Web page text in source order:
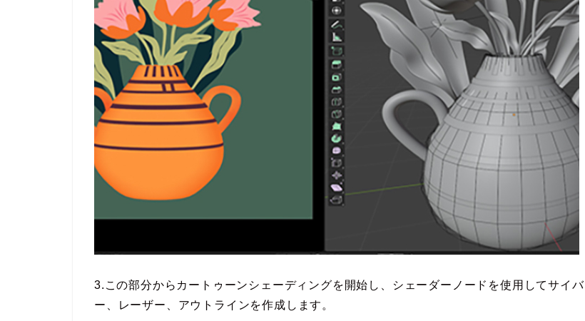
3.この部分からカートゥーンシェーディングを開始し、シェーダーノードを使用してサイバ
ー、レーザー、アウトラインを作成します。